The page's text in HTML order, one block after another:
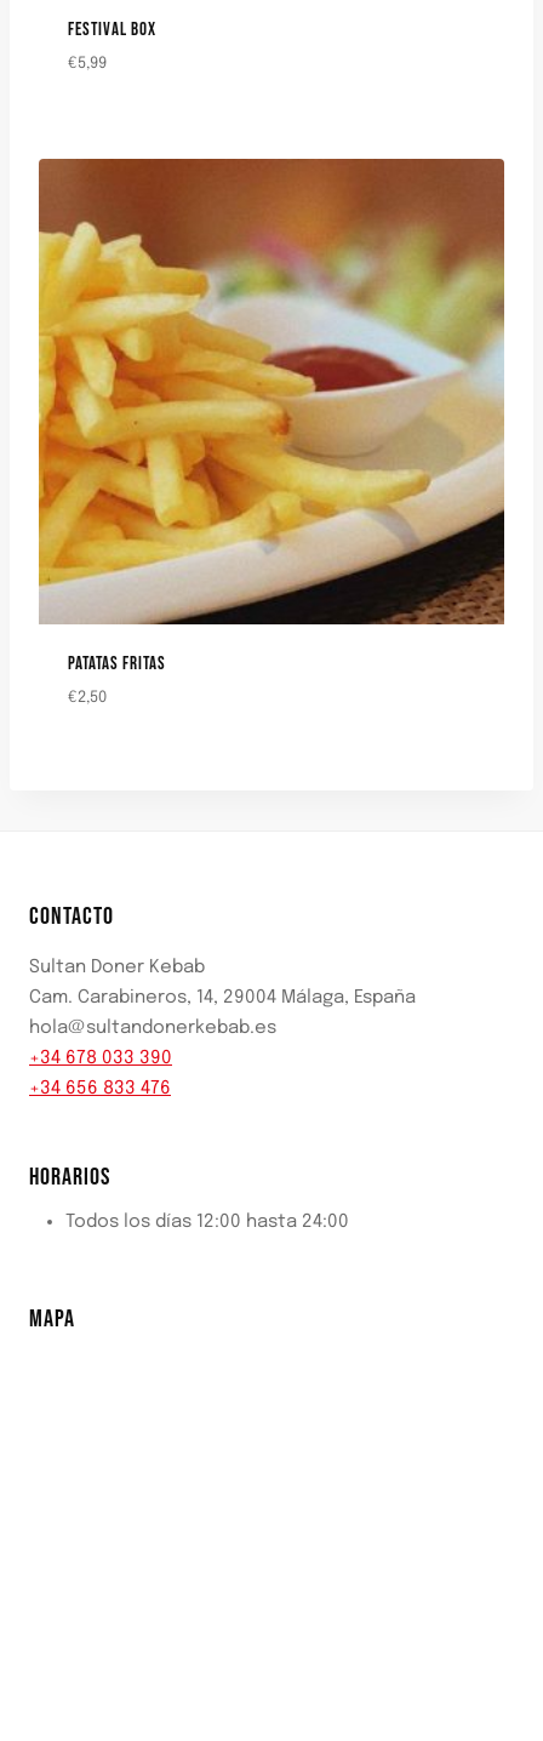
FESTIVAL BOX
€5,99
PATATAS FRITAS
€2,50
CONTACTO
Sultan Doner Kebab
Cam. Carabineros, 14, 29004 Málaga, España
hola@sultandonerkebab.es
+34 678 033 390
+34 656 833 476
HORARIOS
Todos los días 12:00 hasta 24:00
MAPA